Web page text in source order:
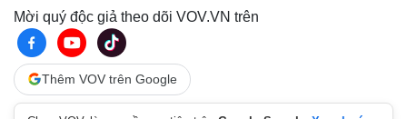
Mời quý độc giả theo dõi VOV.VN trên
Thêm VOV trên Google